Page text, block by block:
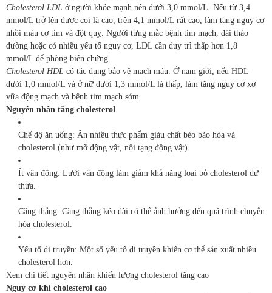
Cholesterol LDL ở người khỏe mạnh nên dưới 3,0 mmol/L. Nếu từ 3,4
mmol/L trở lên được coi là cao, trên 4,1 mmol/L rất cao, làm tăng nguy cơ
nhồi máu cơ tim và đột quỵ. Người từng mắc bệnh tim mạch, đái tháo
đường hoặc có nhiều yếu tố nguy cơ, LDL cần duy trì thấp hơn 1,8
mmol/L để phòng biến chứng.
Cholesterol HDL có tác dụng bảo vệ mạch máu. Ở nam giới, nếu HDL
dưới 1,0 mmol/L và ở nữ dưới 1,3 mmol/L là thấp, làm tăng nguy cơ xơ
vữa động mạch và bệnh tim mạch sớm.
Nguyên nhân tăng cholesterol
Chế độ ăn uống: Ăn nhiều thực phẩm giàu chất béo bão hòa và
cholesterol (như mỡ động vật, nội tạng động vật).
Ít vận động: Lười vận động làm giảm khả năng loại bỏ cholesterol dư
thừa.
Căng thẳng: Căng thẳng kéo dài có thể ảnh hưởng đến quá trình chuyển
hóa cholesterol.
Yếu tố di truyền: Một số yếu tố di truyền khiến cơ thể sản xuất nhiều
cholesterol hơn.
Xem chi tiết nguyên nhân khiến lượng cholesterol tăng cao
Nguy cơ khi cholesterol cao